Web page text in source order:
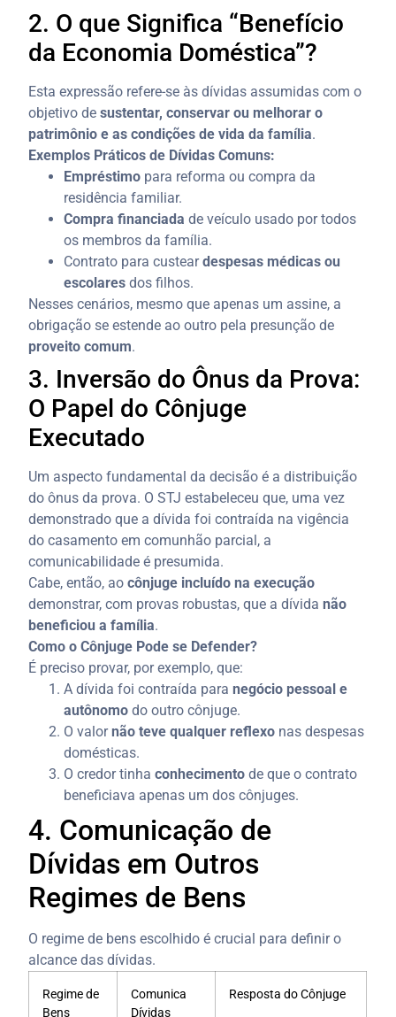
2. O que Significa “Benefício
da Economia Doméstica”?
Esta expressão refere-se às dívidas assumidas com o
objetivo desustentar, conservar ou melhorar o
patrimônio e as condições de vida da família.
Exemplos Práticos de Dívidas Comuns:
Empréstimo para reforma ou compra da
residência familiar.
Compra financiada de veículo usado por todos
os membros da família.
Contrato para custeardespesas médicas ou
escolares dos filhos.
Nesses cenários, mesmo que apenas um assine, a
obrigação se estende ao outro pela presunção de
proveito comum.
3. Inversão do Ônus da Prova:
O Papel do Cônjuge
Executado
Um aspecto fundamental da decisão é a distribuição
do ônus da prova. O STJ estabeleceu que, uma vez
demonstrado que a dívida foi contraída na vigência
do casamento em comunhão parcial, a
comunicabilidade é presumida.
Cabe, então, aocônjuge incluído na execução
demonstrar, com provas robustas, que a dívidanão
beneficiou a família.
Como o Cônjuge Pode se Defender?
É preciso provar, por exemplo, que:
A dívida foi contraída paranegócio pessoal e
autônomo do outro cônjuge.
O valornão teve qualquer reflexo nas despesas
domésticas.
O credor tinhaconhecimento de que o contrato
beneficiava apenas um dos cônjuges.
4. Comunicação de
Dívidas em Outros
Regimes de Bens
O regime de bens escolhido é crucial para definir o
alcance das dívidas.
Regime de
Bens
Comunica
Dívidas
Resposta do Cônjuge